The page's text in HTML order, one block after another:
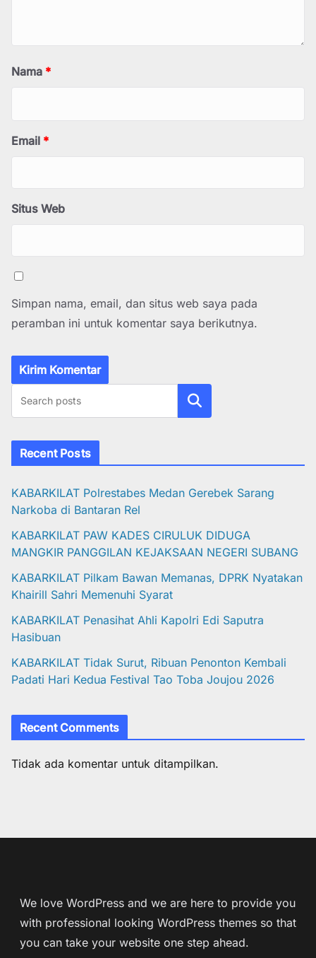
Nama *
Email *
Situs Web
Simpan nama, email, dan situs web saya pada
peramban ini untuk komentar saya berikutnya.
Cari
Recent Posts
KABARKILAT Polrestabes Medan Gerebek Sarang
Narkoba di Bantaran Rel
KABARKILAT PAW KADES CIRULUK DIDUGA
MANGKIR PANGGILAN KEJAKSAAN NEGERI SUBANG
KABARKILAT Pilkam Bawan Memanas, DPRK Nyatakan
Khairill Sahri Memenuhi Syarat
KABARKILAT Penasihat Ahli Kapolri Edi Saputra
Hasibuan
KABARKILAT Tidak Surut, Ribuan Penonton Kembali
Padati Hari Kedua Festival Tao Toba Joujou 2026
Recent Comments
Tidak ada komentar untuk ditampilkan.
We love WordPress and we are here to provide you
with professional looking WordPress themes so that
you can take your website one step ahead.